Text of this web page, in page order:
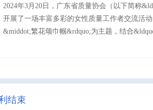
2024年3月20日，广东省质量协会（以下简称
开展了一场丰富多彩的女性质量工作者交流活
&middot;繁花颂巾帼&rdquo;为主题，结合
结束